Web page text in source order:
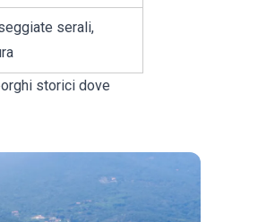
serali,
storici dove